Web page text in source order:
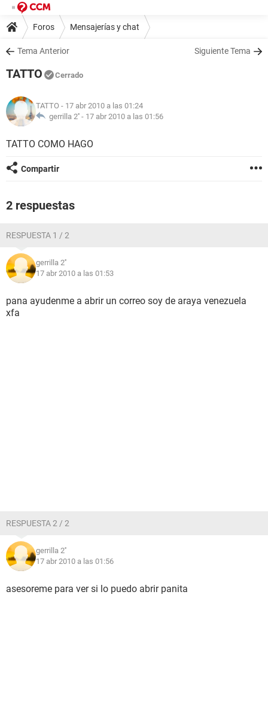
Foros Mensajerías y chat
Tema Anterior Siguiente Tema
TATTO Cerrado
TATTO - 17 abr 2010 a las 01:24
gerrilla 2'' - 17 abr 2010 a las 01:56
TATTO COMO HAGO
Compartir
2 respuestas
RESPUESTA 1 / 2
gerrilla 2''
17 abr 2010 a las 01:53
pana ayudenme a abrir un correo soy de araya venezuela
xfa
RESPUESTA 2 / 2
gerrilla 2''
17 abr 2010 a las 01:56
asesoreme para ver si lo puedo abrir panita